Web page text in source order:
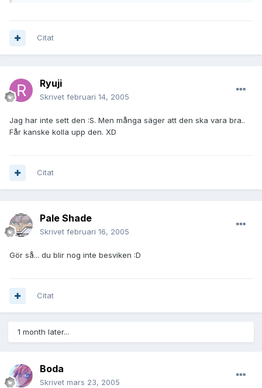
Citat
Ryuji
Skrivet februari 14, 2005
Jag har inte sett den :S. Men många säger att den ska vara bra..
Får kanske kolla upp den. XD
Citat
Pale Shade
Skrivet februari 16, 2005
Gör så... du blir nog inte besviken :D
Citat
1 month later...
Boda
Skrivet mars 23, 2005